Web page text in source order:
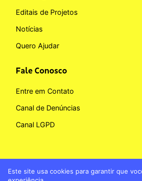
Editais de Projetos
Notícias
Quero Ajudar
Fale Conosco
Entre em Contato
Canal de Denúncias
Canal LGPD
Este site usa cookies para garantir que